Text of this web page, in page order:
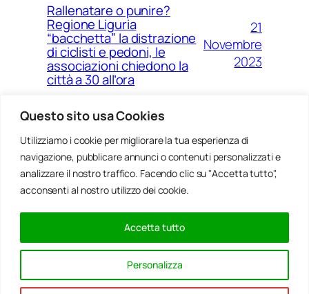
Questo sito usa Cookies
Utilizziamo i cookie per migliorare la tua esperienza di
navigazione, pubblicare annunci o contenuti personalizzati e
analizzare il nostro traffico. Facendo clic su "Accetta tutto",
acconsenti al nostro utilizzo dei cookie.
Personalizza
Accetta tutto
Rallenatare o punire?
Regione Liguria
“bacchetta” la distrazione
di ciclisti e pedoni, le
associazioni chiedono la
città a 30 all’ora
21
Novembre
2023
Ponte Morandi e quell’anno
zero che non è mai arrivato a
Genova
Agosto
2023
Rinnovabili, al passo della
Bocchetta un parco eolico
con 5 pale da 150 metri
Gennaio